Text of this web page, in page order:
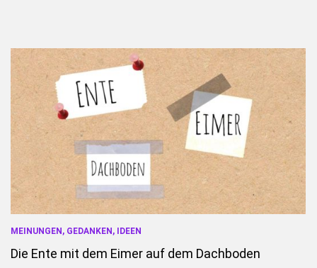
MEINUNGEN, GEDANKEN, IDEEN
Die Ente mit dem Eimer auf dem Dachboden